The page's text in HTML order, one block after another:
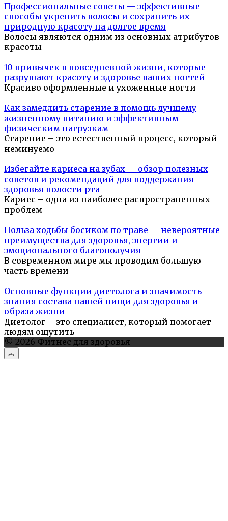
Профессиональные советы — эффективные
способы укрепить волосы и сохранить их
природную красоту на долгое время
Волосы являются одним из основных атрибутов
красоты
10 привычек в повседневной жизни, которые
разрушают красоту и здоровье ваших ногтей
Красиво оформленные и ухоженные ногти —
Как замедлить старение в помощь лучшему
жизненному питанию и эффективным
физическим нагрузкам
Старение – это естественный процесс, который
неминуемо
Избегайте кариеса на зубах — обзор полезных
советов и рекомендаций для поддержания
здоровья полости рта
Кариес – одна из наиболее распространенных
проблем
Польза ходьбы босиком по траве — невероятные
преимущества для здоровья, энергии и
эмоционального благополучия
В современном мире мы проводим большую
часть времени
Основные функции диетолога и значимость
знания состава нашей пищи для здоровья и
образа жизни
Диетолог – это специалист, который помогает
людям ощутить
© 2026 Фитнес для здоровья